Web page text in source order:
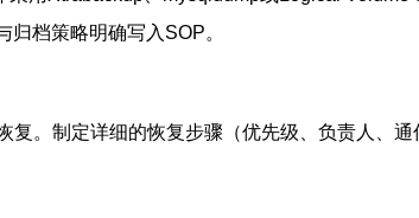
档策略明确写入SOP。
。制定详细的恢复步骤（优先级、负责人、